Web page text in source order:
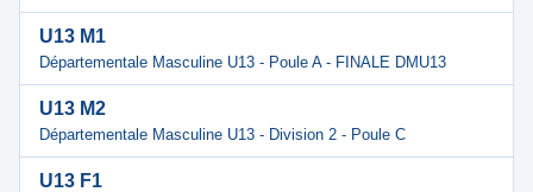
U13 M1
Départementale Masculine U13 - Poule A - FINALE DMU13
U13 M2
Départementale Masculine U13 - Division 2 - Poule C
U13 F1